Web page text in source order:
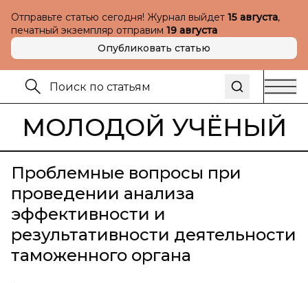
Отправьте статью сегодня! Журнал выйдет 15 августа,
печатный экземпляр отправим 19 августа
Опубликовать статью
МОЛОДОЙ УЧЁНЫЙ
Проблемные вопросы при
проведении анализа
эффективности и
результативности деятельности
таможенного органа